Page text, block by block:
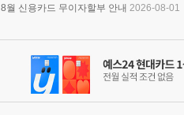
8월 신용카드 무이자할부 안내 2026-08-01